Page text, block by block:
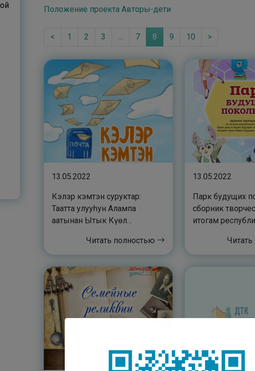
Положение проекта Авторы-дети
< 1 2 3 … 7 8 9 10 >
13.05.2022
Кэлэр кэмтэн суруктар:
Таатта улууһун Алампа
аатынан Ытык Күөл
үчүгэй” кулууп IV “в”
кылааһын үөрэнээччилэрин
өйтөн суруйууларынан
таныллыбыт хомуурунньук
Читать полностью
13.05.2022
Парк будущих
сборник
итогам
Парке будущих
(рассказы),